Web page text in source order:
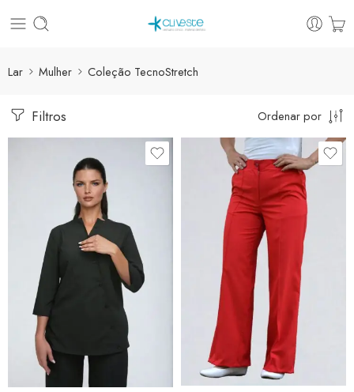
Lar Mulher Coleção TecnoStretch
Filtros Ordenar por